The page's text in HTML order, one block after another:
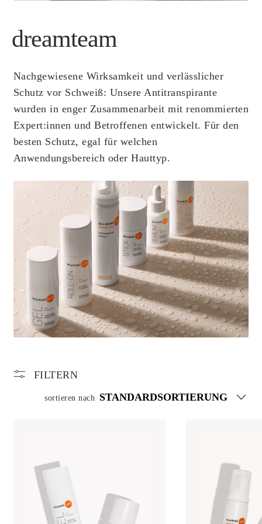
dreamteam
Nachgewiesene Wirksamkeit und verlässlicher
Schutz vor Schweiß: Unsere Antitranspirante
wurden in enger Zusammenarbeit mit renommierten
Expert:innen und Betroffenen entwickelt. Für den
besten Schutz, egal für welchen
Anwendungsbereich oder Hauttyp.
FILTERN